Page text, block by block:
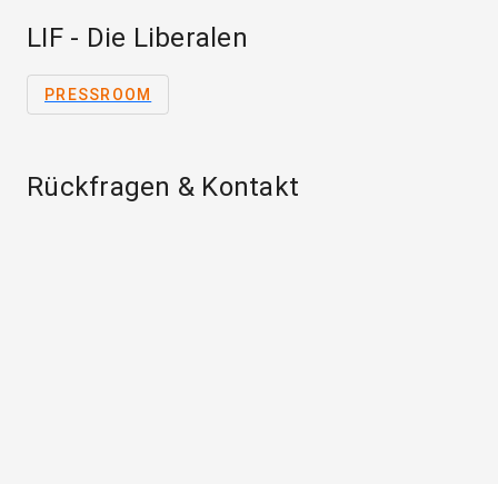
LIF - Die Liberalen
PRESSROOM
Rückfragen & Kontakt